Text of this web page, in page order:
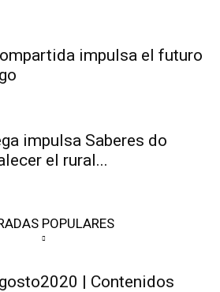
impulsa el futuro
impulsa Saberes do
el rural...
POPULARES
| Contenidos